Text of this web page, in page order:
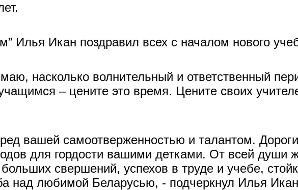
Илья Икан поздравил всех с началом нового
насколько волнительный и ответственный
– цените это время. Цените своих
вашей самоотверженностью и талантом.
для гордости вашими детками. От всей души
свершений, успехов в труде и учебе,
над любимой Беларусью, - подчеркнул Илья